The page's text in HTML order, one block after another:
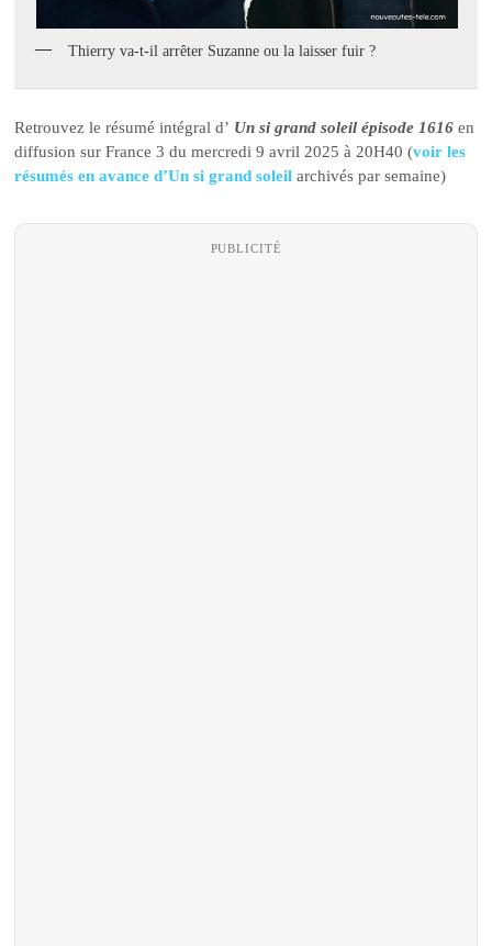
Thierry va-t-il arrêter Suzanne ou la laisser fuir ?
Retrouvez le résumé intégral d’ Un si grand soleil épisode 1616 en
diffusion sur France 3 du mercredi 9 avril 2025 à 20H40 (voir les
résumés en avance d’Un si grand soleil archivés par semaine)
PUBLICITÉ